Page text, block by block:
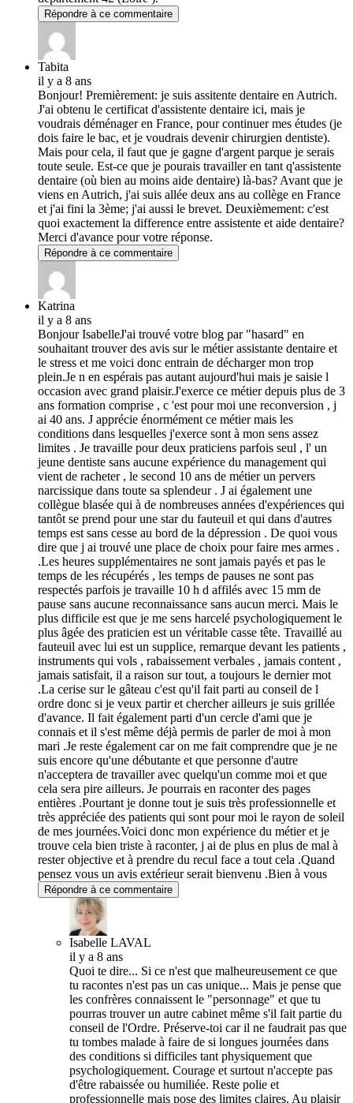
Répondre à ce commentaire
Tabita
il y a 8 ans
Bonjour! Premièrement: je suis assitente dentaire en Autrich.
J'ai obtenu le certificat d'assistente dentaire ici, mais je
voudrais déménager en France, pour continuer mes études (je
dois faire le bac, et je voudrais devenir chirurgien dentiste).
Mais pour cela, il faut que je gagne d'argent parque je serais
toute seule. Est-ce que je pourais travailler en tant q'assistente
dentaire (où bien au moins aide dentaire) là-bas? Avant que je
viens en Autrich, j'ai suis allée deux ans au collège en France
et j'ai fini la 3ème; j'ai aussi le brevet. Deuxièmement: c'est
quoi exactement la difference entre assistente et aide dentaire?
Merci d'avance pour votre réponse.
Répondre à ce commentaire
Katrina
il y a 8 ans
Bonjour IsabelleJ'ai trouvé votre blog par "hasard" en
souhaitant trouver des avis sur le métier assistante dentaire et
le stress et me voici donc entrain de décharger mon trop
plein.Je n en espérais pas autant aujourd'hui mais je saisie l
occasion avec grand plaisir.J'exerce ce métier depuis plus de 3
ans formation comprise , c 'est pour moi une reconversion , j
ai 40 ans. J apprécie énormément ce métier mais les
conditions dans lesquelles j'exerce sont à mon sens assez
limites . Je travaille pour deux praticiens parfois seul , l' un
jeune dentiste sans aucune expérience du management qui
vient de racheter , le second 10 ans de métier un pervers
narcissique dans toute sa splendeur . J ai également une
collègue blasée qui à de nombreuses années d'expériences qui
tantôt se prend pour une star du fauteuil et qui dans d'autres
temps est sans cesse au bord de la dépression . De quoi vous
dire que j ai trouvé une place de choix pour faire mes armes .
.Les heures supplémentaires ne sont jamais payés et pas le
temps de les récupérés , les temps de pauses ne sont pas
respectés parfois je travaille 10 h d affilés avec 15 mm de
pause sans aucune reconnaissance sans aucun merci. Mais le
plus difficile est que je me sens harcelé psychologiquement le
plus âgée des praticien est un véritable casse tête. Travaillé au
fauteuil avec lui est un supplice, remarque devant les patients ,
instruments qui vols , rabaissement verbales , jamais content ,
jamais satisfait, il a raison sur tout, a toujours le dernier mot
.La cerise sur le gâteau c'est qu'il fait parti au conseil de l
ordre donc si je veux partir et chercher ailleurs je suis grillée
d'avance. Il fait également parti d'un cercle d'ami que je
connais et il s'est même déjà permis de parler de moi à mon
mari .Je reste également car on me fait comprendre que je ne
suis encore qu'une débutante et que personne d'autre
n'acceptera de travailler avec quelqu'un comme moi et que
cela sera pire ailleurs. Je pourrais en raconter des pages
entières .Pourtant je donne tout je suis très professionnelle et
très appréciée des patients qui sont pour moi le rayon de soleil
de mes journées.Voici donc mon expérience du métier et je
trouve cela bien triste à raconter, j ai de plus en plus de mal à
rester objective et à prendre du recul face a tout cela .Quand
pensez vous un avis extérieur serait bienvenu .Bien à vous
Répondre à ce commentaire
Isabelle LAVAL
il y a 8 ans
Quoi te dire... Si ce n'est que malheureusement ce que
tu racontes n'est pas un cas unique... Mais je pense que
les confrères connaissent le "personnage" et que tu
pourras trouver un autre cabinet même s'il fait partie du
conseil de l'Ordre. Préserve-toi car il ne faudrait pas que
tu tombes malade à faire de si longues journées dans
des conditions si difficiles tant physiquement que
psychologiquement. Courage et surtout n'accepte pas
d'être rabaissée ou humiliée. Reste polie et
professionnelle mais pose des limites claires. Au plaisir